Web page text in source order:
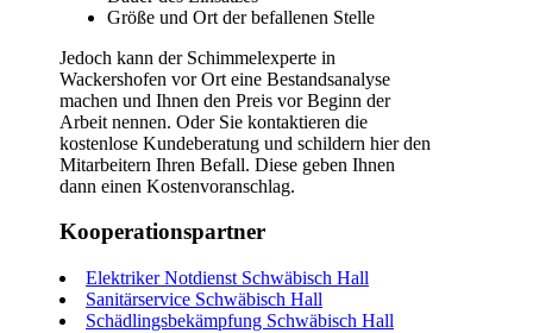
Größe und Ort der befallenen Stelle
Jedoch kann der Schimmelexperte in
Wackershofen vor Ort eine Bestandsanalyse
machen und Ihnen den Preis vor Beginn der
Arbeit nennen. Oder Sie kontaktieren die
kostenlose Kundeberatung und schildern hier den
Mitarbeitern Ihren Befall. Diese geben Ihnen
dann einen Kostenvoranschlag.
Kooperationspartner
Elektriker Notdienst Schwäbisch Hall
Sanitärservice Schwäbisch Hall
Schädlingsbekämpfung Schwäbisch Hall